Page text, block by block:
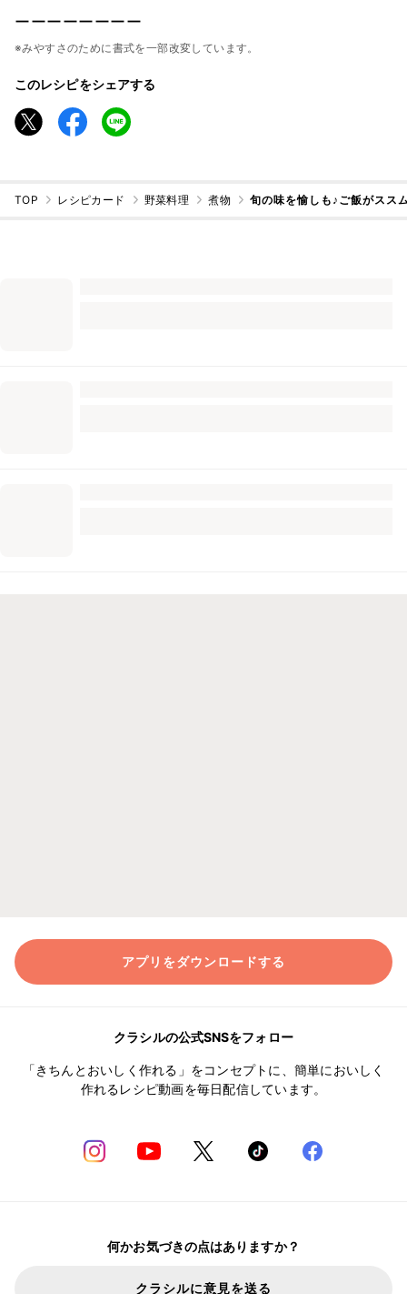
ーーーーーーーー
※みやすさのために書式を一部改変しています。
このレシピをシェアする
TOP レシピカード 野菜料理 煮物 旬の味を愉しも♪ご飯がスス
アプリをダウンロードする
クラシルの公式SNSをフォロー
「きちんとおいしく作れる」をコンセプトに、簡単においしく
作れるレシピ動画を毎日配信しています。
何かお気づきの点はありますか？
クラシルに意見を送る